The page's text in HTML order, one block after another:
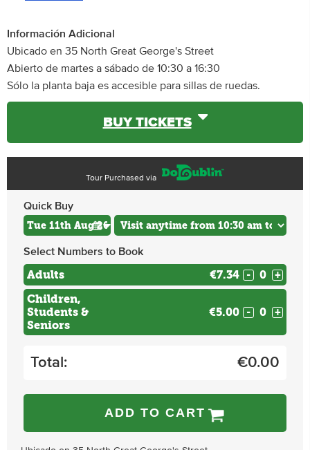
Información Adicional
Ubicado en 35 North Great George's Street
Abierto de martes a sábado de 10:30 a 16:30
Sólo la planta baja es accesible para sillas de ruedas.
BUY TICKETS
Tour Purchased via
Quick Buy
Select Numbers to Book
Adults €7.34 - +
Children,
Students &
Seniors
€5.00 - +
Total: €0.00
ADD TO CART